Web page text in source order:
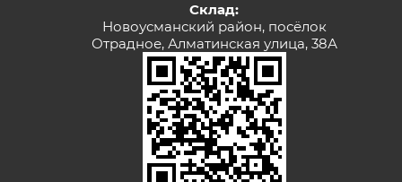
Склад:
Новоусманский район, посёлок
Отрадное, Алматинская улица, 38А